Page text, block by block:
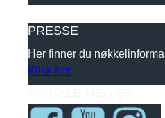
PRESSE
Her finner du
Klikk her